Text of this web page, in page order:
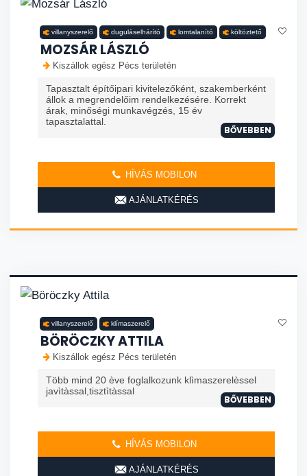
villanyszerelő duguláselhárító lomtalanító költöztető
MOZSÁR LÁSZLÓ
Kiszállok egész Pécs területén
Tapasztalt építőipari kivitelezőként, szakemberként
állok a megrendelőim rendelkezésére. Korrekt
árak, minőségi munkavégzés, 15 év
tapasztalattal.
BŐVEBBEN
HÍVÁS MOBILON
AJÁNLATKÉRÉS
villanyszerelő klímaszerelő
BÖRÖCZKY ATTILA
Kiszállok egész Pécs területén
Több mind 20 ève foglalkozunk klìmaszerelèssel
javìtàssal,tisztìtàssal
BŐVEBBEN
HÍVÁS MOBILON
AJÁNLATKÉRÉS